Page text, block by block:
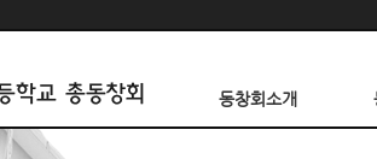
동창회소개